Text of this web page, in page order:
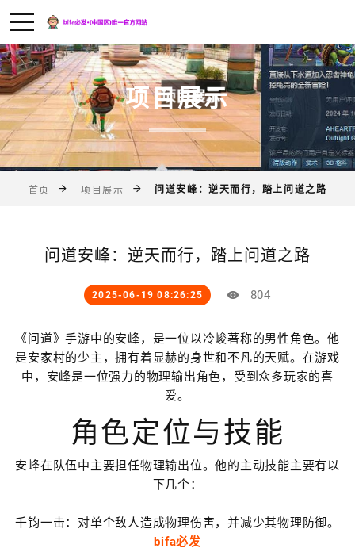
项目展示
首页 项目展示 问道安峰：逆天而行，踏上问道之路
问道安峰：逆天而行，踏上问道之路
2025-06-19 08:26:25 804
《问道》手游中的安峰，是一位以冷峻著称的男性角色。他
是安家村的少主，拥有着显赫的身世和不凡的天赋。在游戏
中，安峰是一位强力的物理输出角色，受到众多玩家的喜
爱。
角色定位与技能
安峰在队伍中主要担任物理输出位。他的主动技能主要有以
下几个：
千钧一击：对单个敌人造成物理伤害，并减少其物理防御。
bifa必发